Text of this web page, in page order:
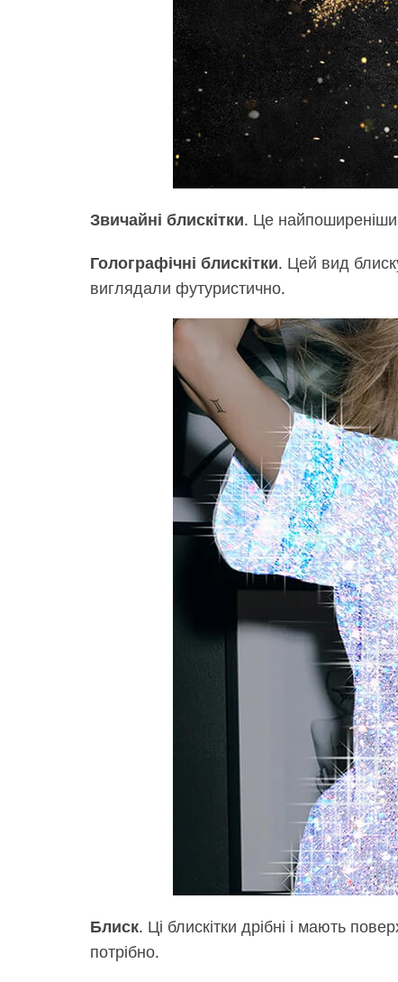
Звичайні блискітки. Це
Голографічні блискітки. Цей вид
виглядали футуристично.
Блиск. Ці блискітки дрібні і мають
потрібно.